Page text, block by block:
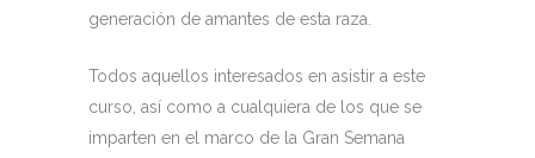
generación de amantes de esta raza.
Todos aquellos interesados en asistir a este
curso, así como a cualquiera de los que se
imparten en el marco de la Gran Semana